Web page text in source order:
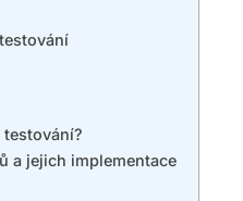
a jejich implementace